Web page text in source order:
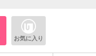
お気に入り